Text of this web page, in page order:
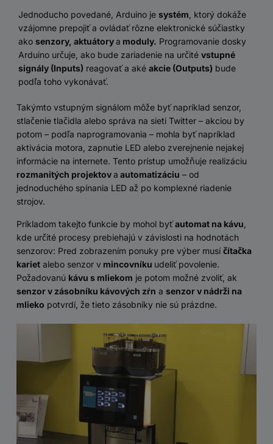
Jednoducho povedané, Arduino je systém , ktorý dokáže
vzájomne prepojiť a ovládať rôzne elektronické súčiastky
ako senzory, aktuátorya moduly. Programovanie dosky
Arduino určuje, ako bude zariadenie na určité vstupné
signály (Inputs) reagovať a aké akcie (Outputs) bude
podľa toho vykonávať.
Takýmto vstupným signálom môže byť napríklad senzor,
stlačenie tlačidla alebo správa na sieti Twitter – akciou by
potom – podľa naprogramovania – mohla byť napríklad
aktivácia motora, zapnutie LED alebo zverejnenie nejakej
informácie na internete. Tento prístup umožňuje realizáciu
rozmanitých projektova automatizáciu – od
jednoduchého spínania LED až po komplexné riadenie
strojov.
Príkladom takejto funkcie by mohol byťautomat na kávu
kde určité procesy prebiehajú v závislosti na hodnotách
senzorov: Pred zobrazením ponuky pre výber musí čítačka
kariet alebo senzor v mincovníku udeliť povolenie.
Požadovanú kávu s mliekom je potom možné zvoliť, ak
senzor v zásobníku kávových zŕn a senzor v nádrži na
mlieko potvrdí, že tieto zásobníky nie sú prázdne.